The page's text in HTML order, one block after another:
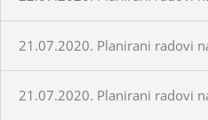
21.07.2020. Planirani radovi
21.07.2020. Planirani radovi